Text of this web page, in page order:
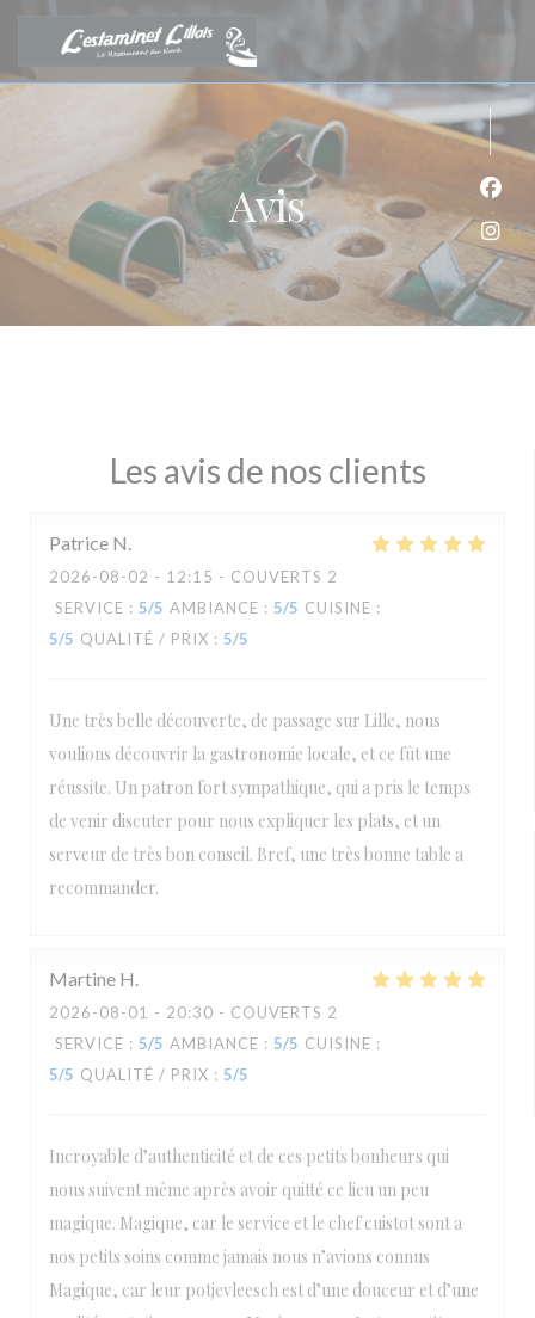
Avis
Les avis de nos clients
Patrice N
2026-08-02 - 12:15 - COUVERTS 2
SERVICE : 5/5 AMBIANCE : 5/5 CUISINE :
5/5 QUALITÉ / PRIX : 5/5
Une très belle découverte, de passage sur Lille, nous
voulions découvrir la gastronomie locale, et ce fût une
réussite. Un patron fort sympathique, qui a pris le temps
de venir discuter pour nous expliquer les plats, et un
serveur de très bon conseil. Bref, une très bonne table a
recommander.
Martine H
2026-08-01 - 20:30 - COUVERTS 2
SERVICE : 5/5 AMBIANCE : 5/5 CUISINE :
5/5 QUALITÉ / PRIX : 5/5
Incroyable d’authenticité et de ces petits bonheurs qui
nous suivent même après avoir quitté ce lieu un peu
magique. Magique, car le service et le chef cuistot sont a
nos petits soins comme jamais nous n’avions connus
Magique, car leur potjevleesch est d’une douceur et d’une